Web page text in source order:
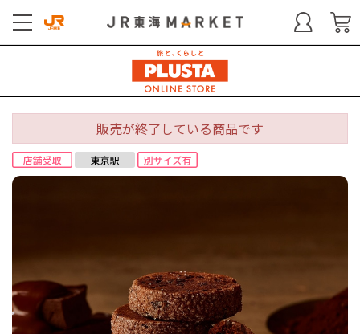
販売が終了している商品です